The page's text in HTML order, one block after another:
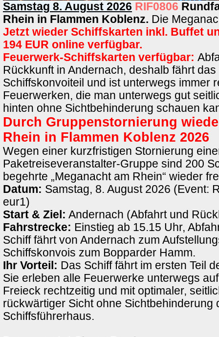
Samstag 8. August 2026 RIF0806
Rhein in Flammen Koblenz. Die
Jetzt wieder Schiffskarten inkl. Buffet
194 EUR online verfügbar.
Feuerwerk-Schiffskarten verfügbar:
Rückkunft in Andernach, deshalb fährt
Schiffskonvoiteil und ist unterwegs immer
Feuerwerken, die man unterwegs gut
hinten ohne Sichtbehinderung schauen
Durch Gruppenstornierung
Rhein in Flammen Koblenz 2026
Wegen einer kurzfristigen Stornierung
Paketreiseveranstalter-Gruppe sind 200
begehrte „Meganacht am Rhein“ wieder
Datum: Samstag, 8. August 2026 (Event:
eur1)
Start & Ziel: Andernach (Abfahrt und
Fahrstrecke: Einstieg ab 15.15 Uhr,
Schiff fährt von Andernach zum
Schiffskonvois zum Bopparder Hamm.
Ihr Vorteil: Das Schiff fährt im ersten Teil
Sie erleben alle Feuerwerke unterwegs
Freieck rechtzeitig und mit optimaler,
rückwärtiger Sicht ohne Sichtbehinderung
Schiffsführerhaus.